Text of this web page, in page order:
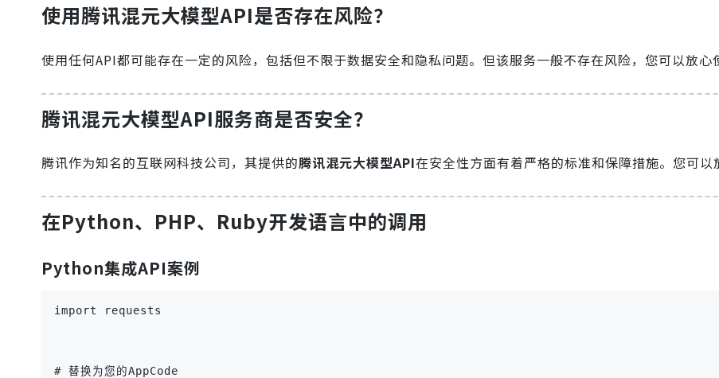
使用腾讯混元大模型API是否存在风险？
使用任何API都可能存在一定的风险，包括但不限于数据安全和隐私问题。但该服务一般不存在风险，您可以放心
腾讯混元大模型API服务商是否安全？
腾讯作为知名的互联网科技公司，其提供的腾讯混元大模型API在安全性方面有着严格的标准和保障措施。您可以
在Python、PHP、Ruby开发语言中的调用
Python集成API案例
import requests
# 替换为您的AppCode